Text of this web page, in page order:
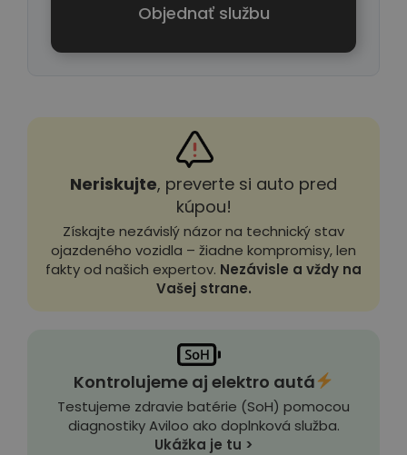
Objednať službu
Neriskujte, preverte si auto pred
kúpou!
Získajte nezávislý názor na technický stav
ojazdeného vozidla – žiadne kompromisy, len
fakty od našich expertov. Nezávisle a vždy na
Vašej strane.
Kontrolujeme aj elektro autá
Testujeme zdravie batérie (SoH) pomocou
diagnostiky Aviloo ako doplnková služba.
Ukážka je tu >